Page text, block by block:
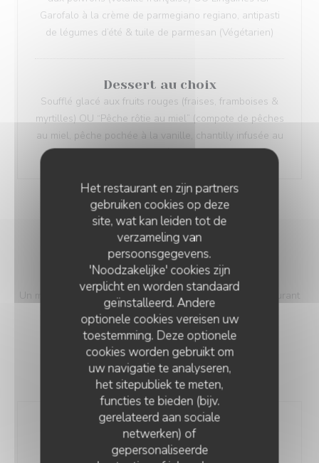
Het restaurant en zijn partners
gebruiken cookies op deze
site, wat kan leiden tot de
verzameling van
persoonsgegevens.
'Noodzakelijke' cookies zijn
verplicht en worden standaard
geïnstalleerd. Andere
optionele cookies vereisen uw
toestemming. Deze optionele
cookies worden gebruikt om
uw navigatie te analyseren,
het sitepubliek te meten,
functies te bieden (bijv.
gerelateerd aan sociale
netwerken) of
gepersonaliseerde
Garofalo à la crème de parmegiano regiano, antipasti
de légumes d’été & tuile de parmesan (Végétarien)
Dessert au choix
Soufflé glacé aux fruits rouges (fraises, framboises &
myrtilles) OU “Pêche rôtie au miel” (compote de pêches
au miel, pêche pochée à la vanille, chantilly infusée au
miel & sablé breton)
MENU DU CHÂTEAU
Un menu Signature haut de gamme proposé par le Restaurant
du Parc
59,00 EUR
Entrée
Foie gras de canard maison français (IGP du Sud-